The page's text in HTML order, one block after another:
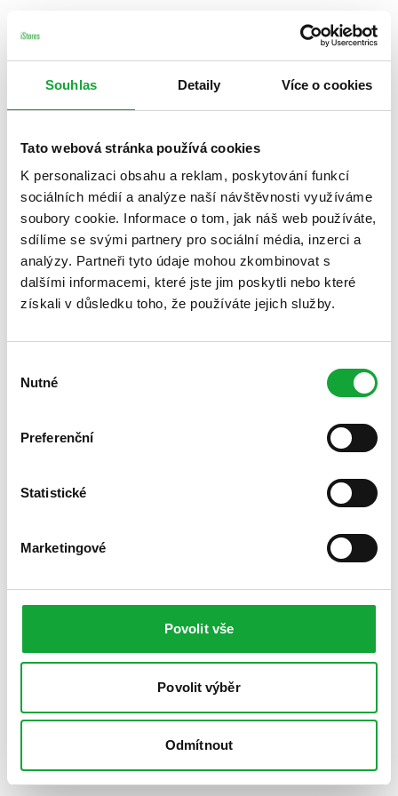
Souhlas Detaily Více o cookies
Tato webová stránka používá cookies
K personalizaci obsahu a reklam, poskytování funkcí
sociálních médií a analýze naší návštěvnosti využíváme
soubory cookie. Informace o tom, jak náš web používáte,
sdílíme se svými partnery pro sociální média, inzerci a
analýzy. Partneři tyto údaje mohou zkombinovat s
dalšími informacemi, které jste jim poskytli nebo které
získali v důsledku toho, že používáte jejich služby.
souhlasu
Nutné
Preferenční
Statistické
Marketingové
Povolit vše
Povolit výběr
Odmítnout